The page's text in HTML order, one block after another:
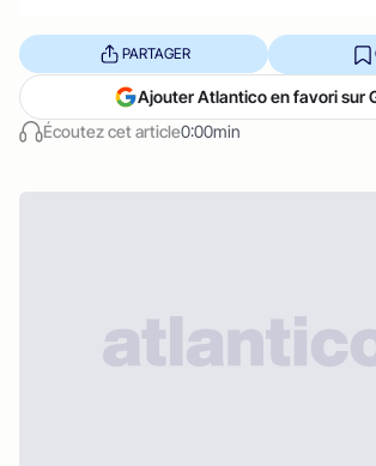
Écoutez cet article0:00min
PARTAGER
Ajouter Atlantico en favori sur